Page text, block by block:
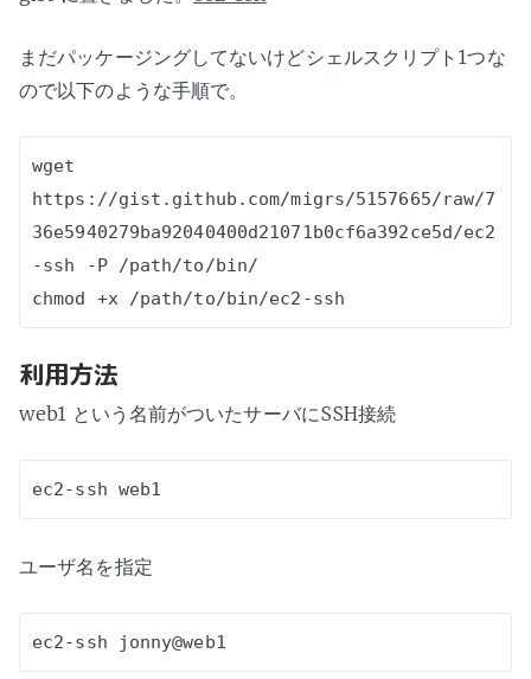
まだパッケージングしてないけどシェルスクリプト1つな
ので以下のような手順で。
wget
https://gist.github.com/migrs/5157665/raw/7
36e5940279ba92040400d21071b0cf6a392ce5d/ec2
-ssh -P /path/to/bin/
利用方法
web1 という名前がついたサーバにSSH接続
ユーザ名を指定